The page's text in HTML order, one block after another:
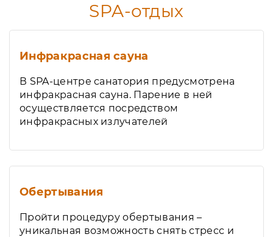
SPA-отдых
Инфракрасная сауна
В SPA-центре санатория предусмотрена
инфракрасная сауна. Парение в ней
осуществляется посредством
инфракрасных излучателей
Обертывания
Пройти процедуру обертывания –
уникальная возможность снять стресс и